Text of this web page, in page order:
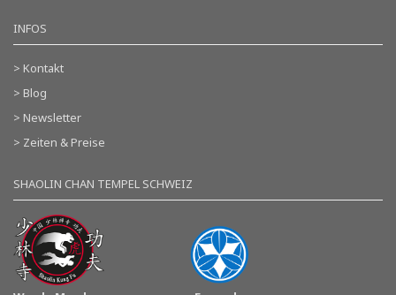
INFOS
> Kontakt
> Blog
> Newsletter
> Zeiten & Preise
SHAOLIN CHAN TEMPEL SCHWEIZ